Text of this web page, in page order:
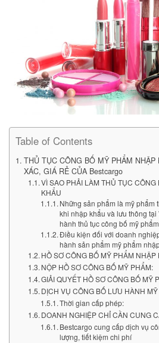
Table of Contents
THỦ TỤC CÔNG BỐ MỸ PHẨM NHẬP
XÁC, GIÁ RẺ CỦA Bestcargo
VÌ SAO PHẢI LÀM THỦ TỤC
KHẨU
Những sản phẩm là mỹ phẩm
khi nhập khẩu và lưu thông
hành thủ tục công bố mỹ
Điều kiện đối với doanh
hành sản phẩm mỹ phẩm
HỒ SƠ CÔNG BỐ MỸ PHẨM NHẬP
NỘP HỒ SƠ CÔNG BỐ MỸ PHẨM:
GIẢI QUYẾT HỒ SƠ CÔNG BỐ MỸ
DỊCH VỤ CÔNG BỐ LƯU HÀNH
Thời gian cấp phép:
DOANH NGHIỆP CHỈ CẦN CUNG
Bestcargo cung cấp dịch vụ
lượng, tiết kiệm chi phí